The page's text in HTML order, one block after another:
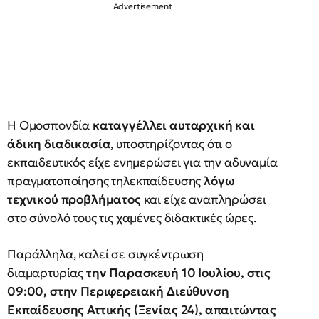
Η Ομοσπονδία καταγγέλλει αυταρχική και
άδικη διαδικασία, υποστηρίζοντας ότι ο
εκπαιδευτικός είχε ενημερώσει για την αδυναμία
πραγματοποίησης τηλεκπαίδευσηςλόγω
τεχνικού προβλήματοςκαι είχε αναπληρώσει
στο σύνολό τους τις χαμένες διδακτικές ώρες.
Παράλληλα, καλεί σε συγκέντρωση
διαμαρτυρίαςτην Παρασκευή 10 Ιουλίου, στις
09:00, στην Περιφερειακή Διεύθυνση
Εκπαίδευσης Αττικής (Ξενίας 24), απαιτώντας